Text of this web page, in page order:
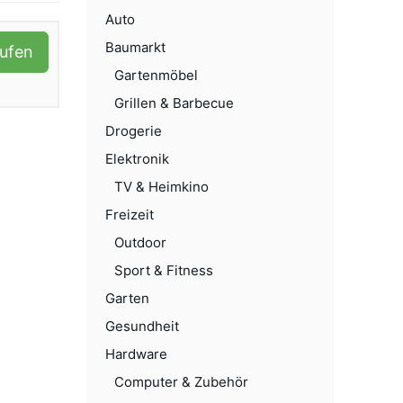
Auto
Baumarkt
Gartenmöbel
Grillen & Barbecue
Drogerie
Elektronik
TV & Heimkino
Freizeit
Outdoor
Sport & Fitness
Garten
Gesundheit
Hardware
Computer & Zubehör